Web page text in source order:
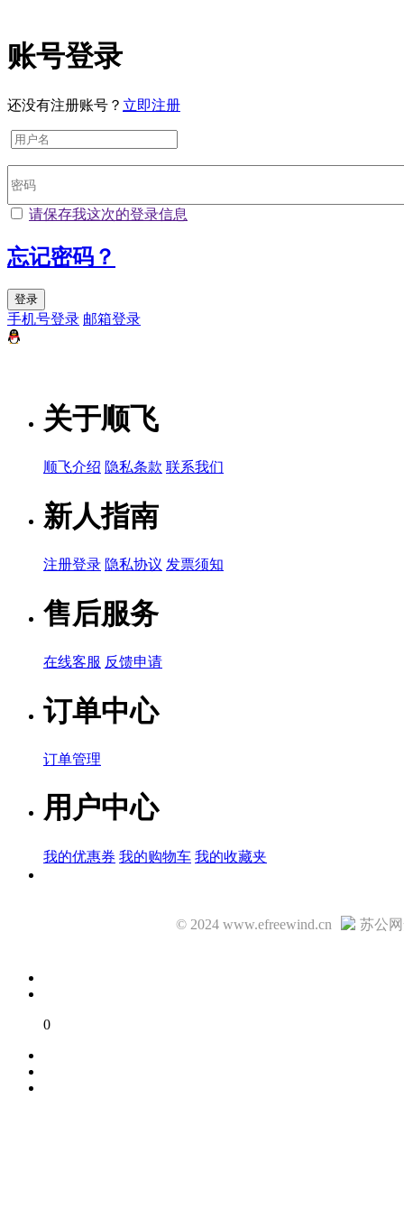
账号登录
还没有注册账号？ 立即注册
请保存我这次的登录信息
忘记密码？
登录
手机号登录 邮箱登录
关于顺飞
顺飞介绍 隐私条款 联系我们
新人指南
注册登录 隐私协议 发票须知
售后服务
在线客服 反馈申请
订单中心
订单管理
用户中心
我的优惠券 我的购物车 我的收藏夹
© 2024 www.efreewind.cn 苏公网
0